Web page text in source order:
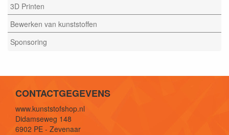
3D Printen
Bewerken van kunststoffen
Sponsoring
CONTACTGEGEVENS
www.kunststofshop.nl
Didamseweg 148
6902 PE - Zevenaar